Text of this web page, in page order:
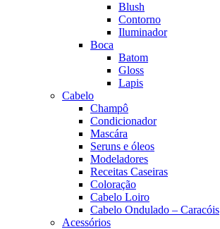
Blush
Contorno
Iluminador
Boca
Batom
Gloss
Lapis
Cabelo
Champô
Condicionador
Mascára
Seruns e óleos
Modeladores
Receitas Caseiras
Coloração
Cabelo Loiro
Cabelo Ondulado – Caracóis
Acessórios